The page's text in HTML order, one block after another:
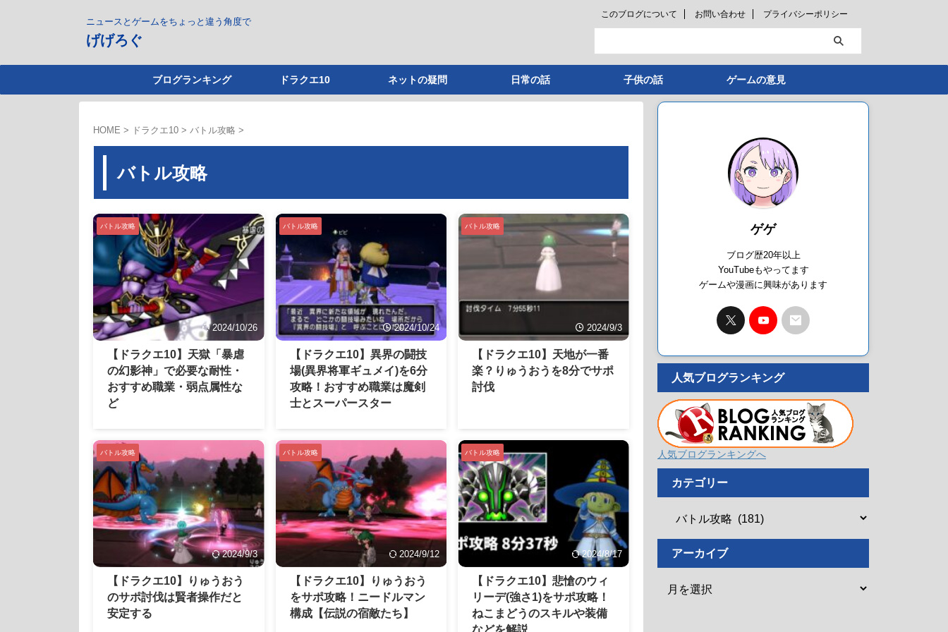
ニュースとゲームをちょっと違う角度で
げげろぐ
このブログについて お問い合わせ プライバシーポリシー
ブログランキング ドラクエ10 ネットの疑問 日常の話 子供の話 ゲームの意見
HOME > ドラクエ10 > バトル攻略 >
バトル攻略
バトル攻略
2024/10/26
【ドラクエ10】天獄「暴虐
の幻影神」で必要な耐性・
おすすめ職業・弱点属性な
ど
バトル攻略
2024/10/24
【ドラクエ10】異界の闘技
場(異界将軍ギュメイ)を6分
攻略！おすすめ職業は魔剣
士とスーパースター
バトル攻略
2024/9/3
【ドラクエ10】天地が一番
楽？りゅうおうを8分でサポ
討伐
バトル攻略
2024/9/3
【ドラクエ10】りゅうおう
のサポ討伐は賢者操作だと
安定する
バトル攻略
2024/9/12
【ドラクエ10】りゅうおう
をサポ攻略！ニードルマン
構成【伝説の宿敵たち】
バトル攻略
2024/8/17
【ドラクエ10】悲愴のウィ
リーデ(強さ1)をサポ攻略！
ねこまどうのスキルや装備
ゲゲ
ブログ歴20年以上
YouTubeもやってます
ゲームや漫画に興味があります
人気ブログランキング
人気ブログランキングへ
カテゴリー
アーカイブ